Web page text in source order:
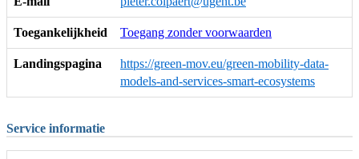
Toegankelijkheid Toegang zonder voorwaarden
Landingspagina
https://green-mov.eu/green-mobility-data-
models-and-services-smart-ecosystems
Service informatie